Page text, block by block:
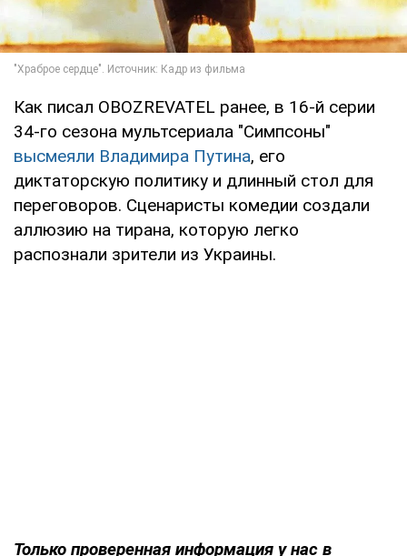
Как писал OBOZREVATEL ранее, в 16-й серии
34-го сезона мультсериала "Симпсоны"
высмеяли Владимира Путина, его
диктаторскую политику и длинный стол для
переговоров. Сценаристы комедии создали
аллюзию на тирана, которую легко
распознали зрители из Украины.
Только проверенная информация у нас в